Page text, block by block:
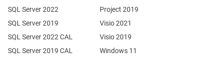
SQL Server 2022
SQL Server 2019
SQL Server 2022 CAL
SQL Server 2019 CAL
Project 2019
Visio 2021
Visio 2019
Windows 11